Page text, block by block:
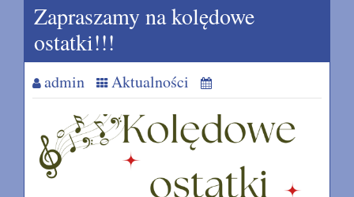
Zapraszamy na kolędowe
ostatki!!!
admin Aktualności